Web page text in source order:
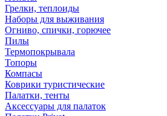
Грелки, теплоиды
Наборы для выживания
Огниво, спички, горючее
Пилы
Термопокрывала
Топоры
Компасы
Коврики туристические
Палатки, тенты
Аксессуары для палаток